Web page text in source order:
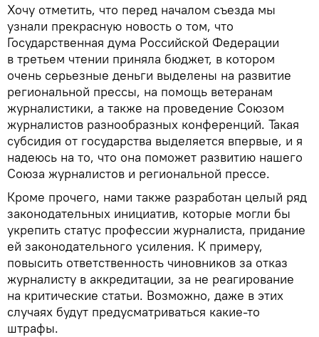
Хочу отметить, что перед началом съезда мы
узнали прекрасную новость о том, что
Государственная дума Российской Федерации
в третьем чтении приняла бюджет, в котором
очень серьезные деньги выделены на развитие
региональной прессы, на помощь ветеранам
журналистики, а также на проведение Союзом
журналистов разнообразных конференций. Такая
субсидия от государства выделяется впервые, и я
надеюсь на то, что она поможет развитию нашего
Союза журналистов и региональной прессе.
Кроме прочего, нами также разработан целый ряд
законодательных инициатив, которые могли бы
укрепить статус профессии журналиста, придание
ей законодательного усиления. К примеру,
повысить ответственность чиновников за отказ
журналисту в аккредитации, за не реагирование
на критические статьи. Возможно, даже в этих
случаях будут предусматриваться какие-то
штрафы.